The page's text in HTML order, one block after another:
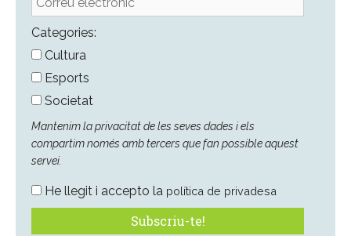
electrònic
*Categories:
Cultura
Esports
Societat
Mantenim la privacitat de les seves dades i els
compartim només amb tercers que fan possible aquest
servei.
He llegit i accepto la política de privadesa